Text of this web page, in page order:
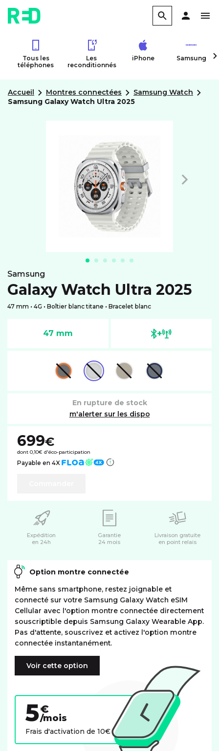
Tous les
téléphones
Les
reconditionnés
iPhone Samsung
Accueil Montres connectées
Samsung Watch
Samsung Galaxy Watch Ultra 2025
samsung
Galaxy Watch Ultra 2025
47 mm • 4G • Boîtier blanc titane • Bracelet blanc
47 mm +
En rupture de stock
m'alerter sur les dispo
699€
dont 0,10€ d'éco-participation
Payable en 4X
Expédition
en 24h
Garantie
24 mois
Livraison gratuite
en point relais
Option montre connectée
Même sans smartphone, restez joignable et
connecté sur votre Samsung Galaxy Watch eSIM
Cellular avec l'option montre connectée directement
souscriptible depuis Samsung Galaxy Wearable App.
Pas d'attente, souscrivez et activez l'option montre
connectée instantanément.
Voir cette option
5€
/mois
Frais d'activation de 10€